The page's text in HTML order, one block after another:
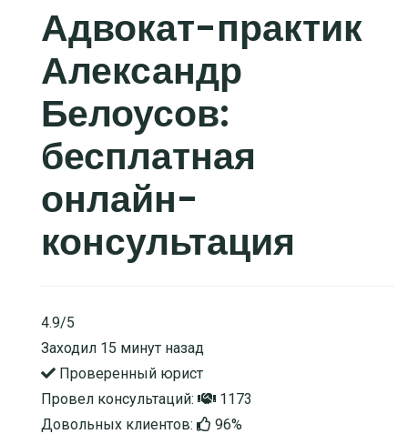
Адвокат-практик
Александр
Белоусов:
бесплатная
онлайн-
консультация
4.9/5
Заходил 15 минут назад
Проверенный юрист
Провел консультаций:
1173
Довольных клиентов:
96%